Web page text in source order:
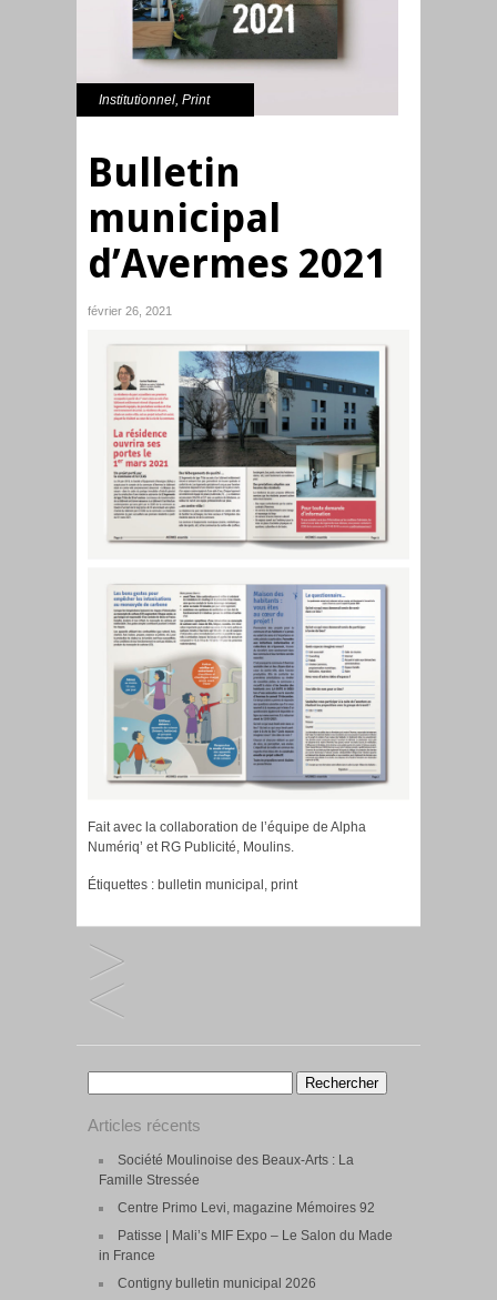
Institutionnel Print
Bulletin
municipal
d’Avermes 2021
février 26, 2021
Fait avec la collaboration de l’équipe de Alpha
Numériq’ et RG Publicité​, Moulins.
Étiquettes : bulletin municipal , print
Articles récents
Société Moulinoise des Beaux-Arts : La
Famille Stressée
Centre Primo Levi, magazine Mémoires 92
Patisse | Mali’s MIF Expo – Le Salon du Made
in France
Contigny bulletin municipal 2026